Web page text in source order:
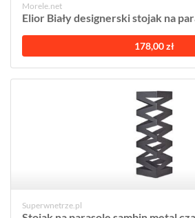
Morele.net
Elior Biały designerski stojak na
178,00 zł
Superwnetrze.pl